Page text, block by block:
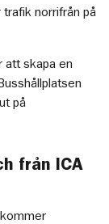
norrifrån på
att skapa en
på
från ICA